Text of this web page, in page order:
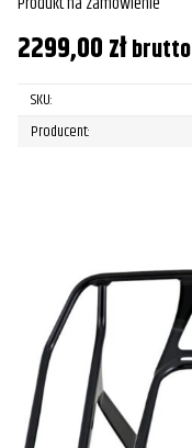
2299,00złbrutto
SKU:
Producent: